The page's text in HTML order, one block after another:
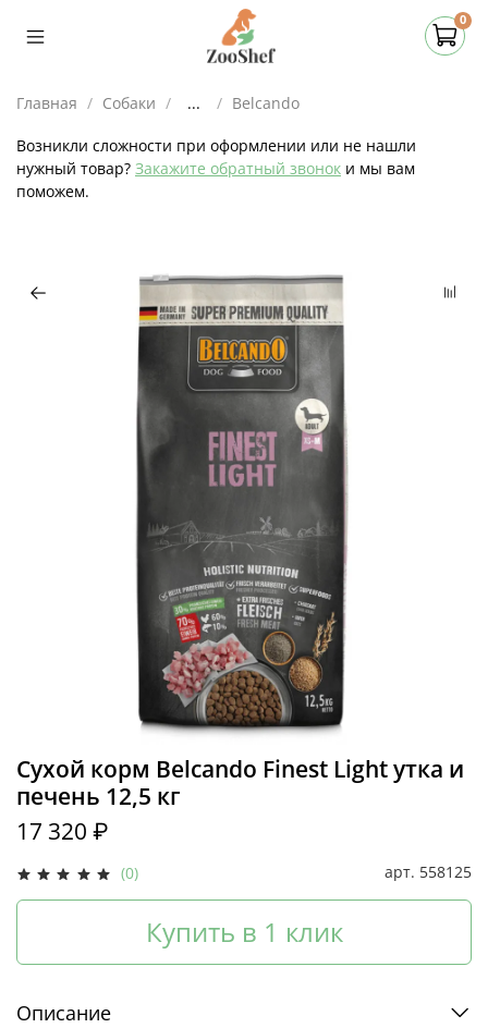
0
Главная Собаки ... Belcando
Возникли сложности при оформлении или не нашли
нужный товар? Закажите обратный звонок и мы вам
поможем.
(0) арт. 558125
Сухой корм Belcando Finest Light утка и
печень 12,5 кг
17 320 ₽
Купить в 1 клик
Описание